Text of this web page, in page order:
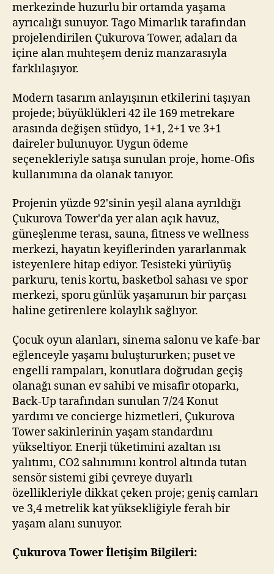
merkezinde huzurlu bir ortamda yaşama
ayrıcalığı sunuyor. Tago Mimarlık tarafından
projelendirilen Çukurova Tower, adaları da
içine alan muhteşem deniz manzarasıyla
farklılaşıyor.
Modern tasarım anlayışının etkilerini taşıyan
projede; büyüklükleri 42 ile 169 metrekare
arasında değişen stüdyo, 1+1, 2+1 ve 3+1
daireler bulunuyor. Uygun ödeme
seçenekleriyle satışa sunulan proje, home-Ofis
kullanımına da olanak tanıyor.
Projenin yüzde 92'sinin yeşil alana ayrıldığı
Çukurova Tower'da yer alan açık havuz,
güneşlenme terası, sauna, fitness ve wellness
merkezi, hayatın keyiflerinden yararlanmak
isteyenlere hitap ediyor. Tesisteki yürüyüş
parkuru, tenis kortu, basketbol sahası ve spor
merkezi, sporu günlük yaşamının bir parçası
haline getirenlere kolaylık sağlıyor.
Çocuk oyun alanları, sinema salonu ve kafe-bar
eğlenceyle yaşamı buluştururken; puset ve
engelli rampaları, konutlara doğrudan geçiş
olanağı sunan ev sahibi ve misafir otoparkı,
Back-Up tarafından sunulan 7/24 Konut
yardımı ve concierge hizmetleri, Çukurova
Tower sakinlerinin yaşam standardını
yükseltiyor. Enerji tüketimini azaltan ısı
yalıtımı, CO2 salınımını kontrol altında tutan
sensör sistemi gibi çevreye duyarlı
özellikleriyle dikkat çeken proje; geniş camları
ve 3,4 metrelik kat yüksekliğiyle ferah bir
yaşam alanı sunuyor.
Çukurova Tower İletişim Bilgileri: